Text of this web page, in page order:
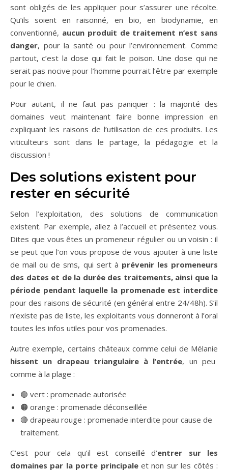
sont obligés de les appliquer pour s’assurer une récolte.
Qu’ils soient en raisonné, en bio, en biodynamie, en
conventionné, aucun produit de traitement n’est sans
danger, pour la santé ou pour l’environnement. Comme
partout, c’est la dose qui fait le poison. Une dose qui ne
serait pas nocive pour l’homme pourrait l’être par exemple
pour le chien.
Pour autant, il ne faut pas paniquer : la majorité des
domaines veut maintenant faire bonne impression en
expliquant les raisons de l’utilisation de ces produits. Les
viticulteurs sont dans le partage, la pédagogie et la
discussion !
Des solutions existent pour
rester en sécurité
Selon l’exploitation, des solutions de communication
existent. Par exemple, allez à l’accueil et présentez vous.
Dites que vous êtes un promeneur régulier ou un voisin : il
se peut que l’on vous propose de vous ajouter à une liste
de mail ou de sms, qui sert à prévenir les promeneurs
des dates et de la durée des traitements, ainsi que la
période pendant laquelle la promenade est interdite
pour des raisons de sécurité (en général entre 24/48h). S’il
n’existe pas de liste, les exploitants vous donneront à l’oral
toutes les infos utiles pour vos promenades.
Autre exemple, certains châteaux comme celui de Mélanie
hissent un drapeau triangulaire à l’entrée, un peu
comme à la plage :
🟢 vert : promenade autorisée
🟠 orange : promenade déconseillée
🔴 drapeau rouge : promenade interdite pour cause de
traitement.
C’est pour cela qu’il est conseillé d’entrer sur les
domaines par la porte principaleet non sur les côtés :